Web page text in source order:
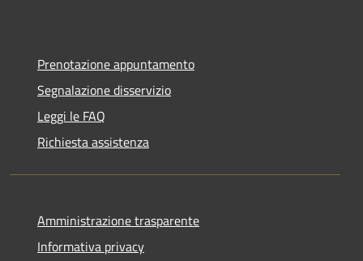
Prenotazione appuntamento
Segnalazione disservizio
Leggi le FAQ
Richiesta assistenza
Amministrazione trasparente
Informativa privacy